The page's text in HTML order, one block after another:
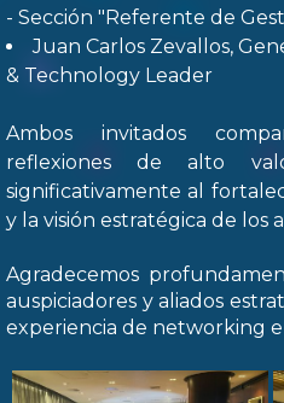
- Sección "Referente de
Juan Carlos Zevallos,
& Technology Leader
Ambos invitados
reflexiones de alto
significativamente al
y la visión estratégica de los
Agradecemos
auspiciadores y aliados
experiencia de networking